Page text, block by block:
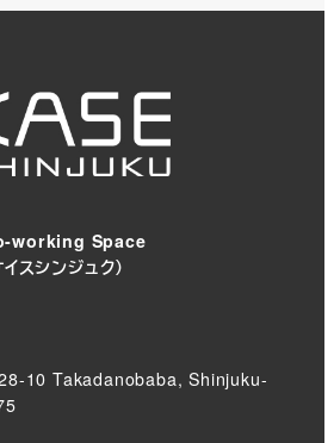
working Space
シンジュク）
10 Takadanobaba, Shinjuku-